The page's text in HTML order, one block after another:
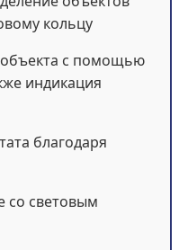
кольцу
объекта с помощью
индикация
благодаря
со световым